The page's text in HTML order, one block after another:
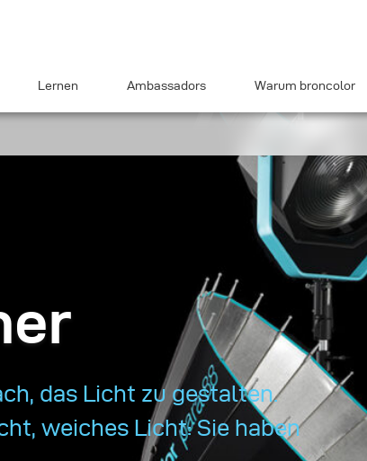
Lernen Ambassadors Warum broncolor
das Licht zu gestalten.
weiches Licht: Sie haben